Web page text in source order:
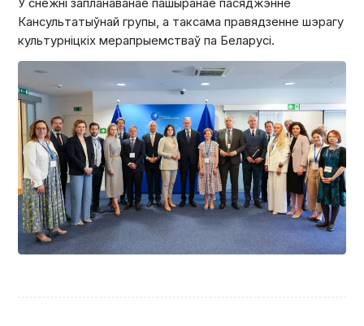
Кансультатыўнай групы, а таксама правядзенне шэрагу
культурніцкіх мерапрыемстваў па Беларусі.